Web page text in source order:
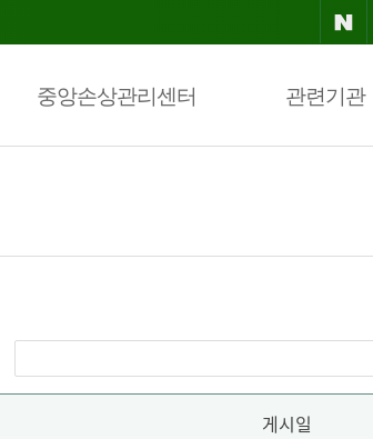
중앙손상관리센터 관련기관
게시일